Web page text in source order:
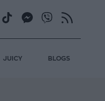
JUICY BLOGS